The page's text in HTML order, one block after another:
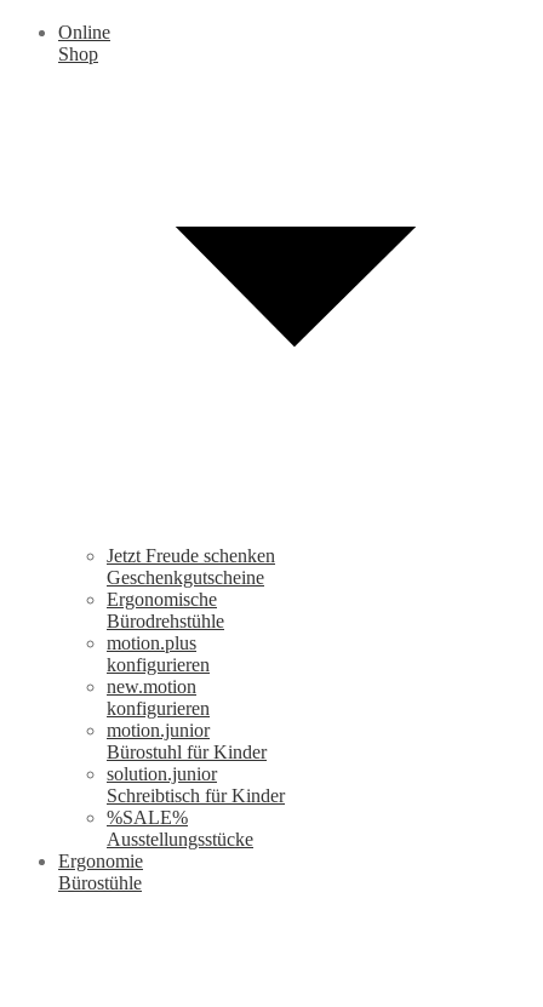
Online
Shop
Jetzt Freude schenken
Geschenkgutscheine
Ergonomische
Bürodrehstühle
motion.plus
konfigurieren
new.motion
konfigurieren
motion.junior
Bürostuhl für Kinder
solution.junior
Schreibtisch für Kinder
%SALE%
Ausstellungsstücke
Ergonomie
Bürostühle